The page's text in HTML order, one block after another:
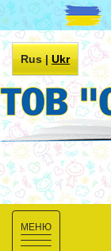
Rus|Ukr
Toggle